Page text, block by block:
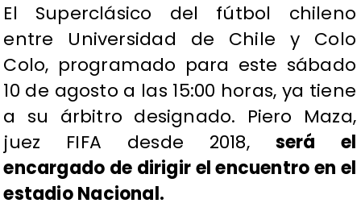
El Superclásico del fútbol chileno
entre Universidad de Chile y Colo
Colo, programado para este sábado
10 de agosto a las 15:00 horas, ya tiene
a su árbitro designado. Piero Maza,
juez FIFA desde 2018, será el
encargado de dirigir el encuentro en el
estadio Nacional.